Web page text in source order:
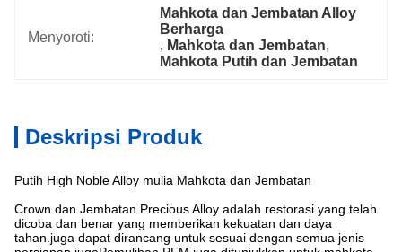
Menyoroti:
Mahkota dan Jembatan Alloy
Berharga
, Mahkota dan Jembatan,
Mahkota Putih dan Jembatan
Deskripsi Produk
Putih High Noble Alloy mulia Mahkota dan Jembatan
Crown dan Jembatan Precious Alloy adalah restorasi yang telah
dicoba dan benar yang memberikan kekuatan dan daya
tahan.juga dapat dirancang untuk sesuai dengan semua jenis